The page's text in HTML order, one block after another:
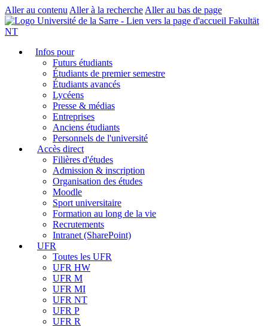
Aller au contenu Aller à la recherche Aller au bas de page
Fakultät
NT
Infos pour
Futurs étudiants
Étudiants de premier semestre
Étudiants avancés
Lycéens
Presse & médias
Entreprises
Anciens étudiants
Personnels de l'université
Accès direct
Filières d'études
Admission & inscription
Organisation des études
Moodle
Sport universitaire
Formation au long de la vie
Recrutements
Intranet (SharePoint)
UFR
Toutes les UFR
UFR HW
UFR M
UFR MI
UFR NT
UFR P
UFR R